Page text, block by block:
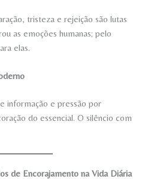
tristeza e rejeição são lutas
as emoções humanas; pelo
elas.
informação e pressão por
do essencial. O silêncio com
de Encorajamento na Vida Diária